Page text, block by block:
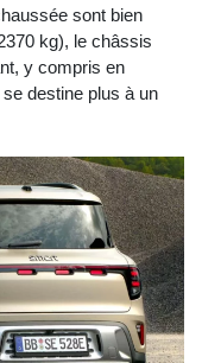
sont bien
kg), le châssis
y compris en
destine plus à un